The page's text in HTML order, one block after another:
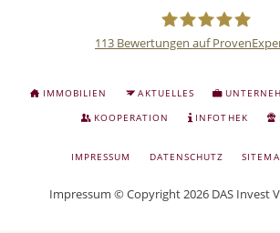
Anlage
und
113 Bewertungen auf
NAVIGATION
IMMOBILIEN AKTUELLES
KOOPERATION
INFOTHEK
NAVIGATION
IMPRESSUM DATENSCHUTZ
Impressum © Copyright 2026 DAS Invest